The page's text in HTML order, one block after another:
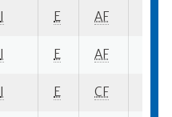
I E AF
I E AF
I E CF